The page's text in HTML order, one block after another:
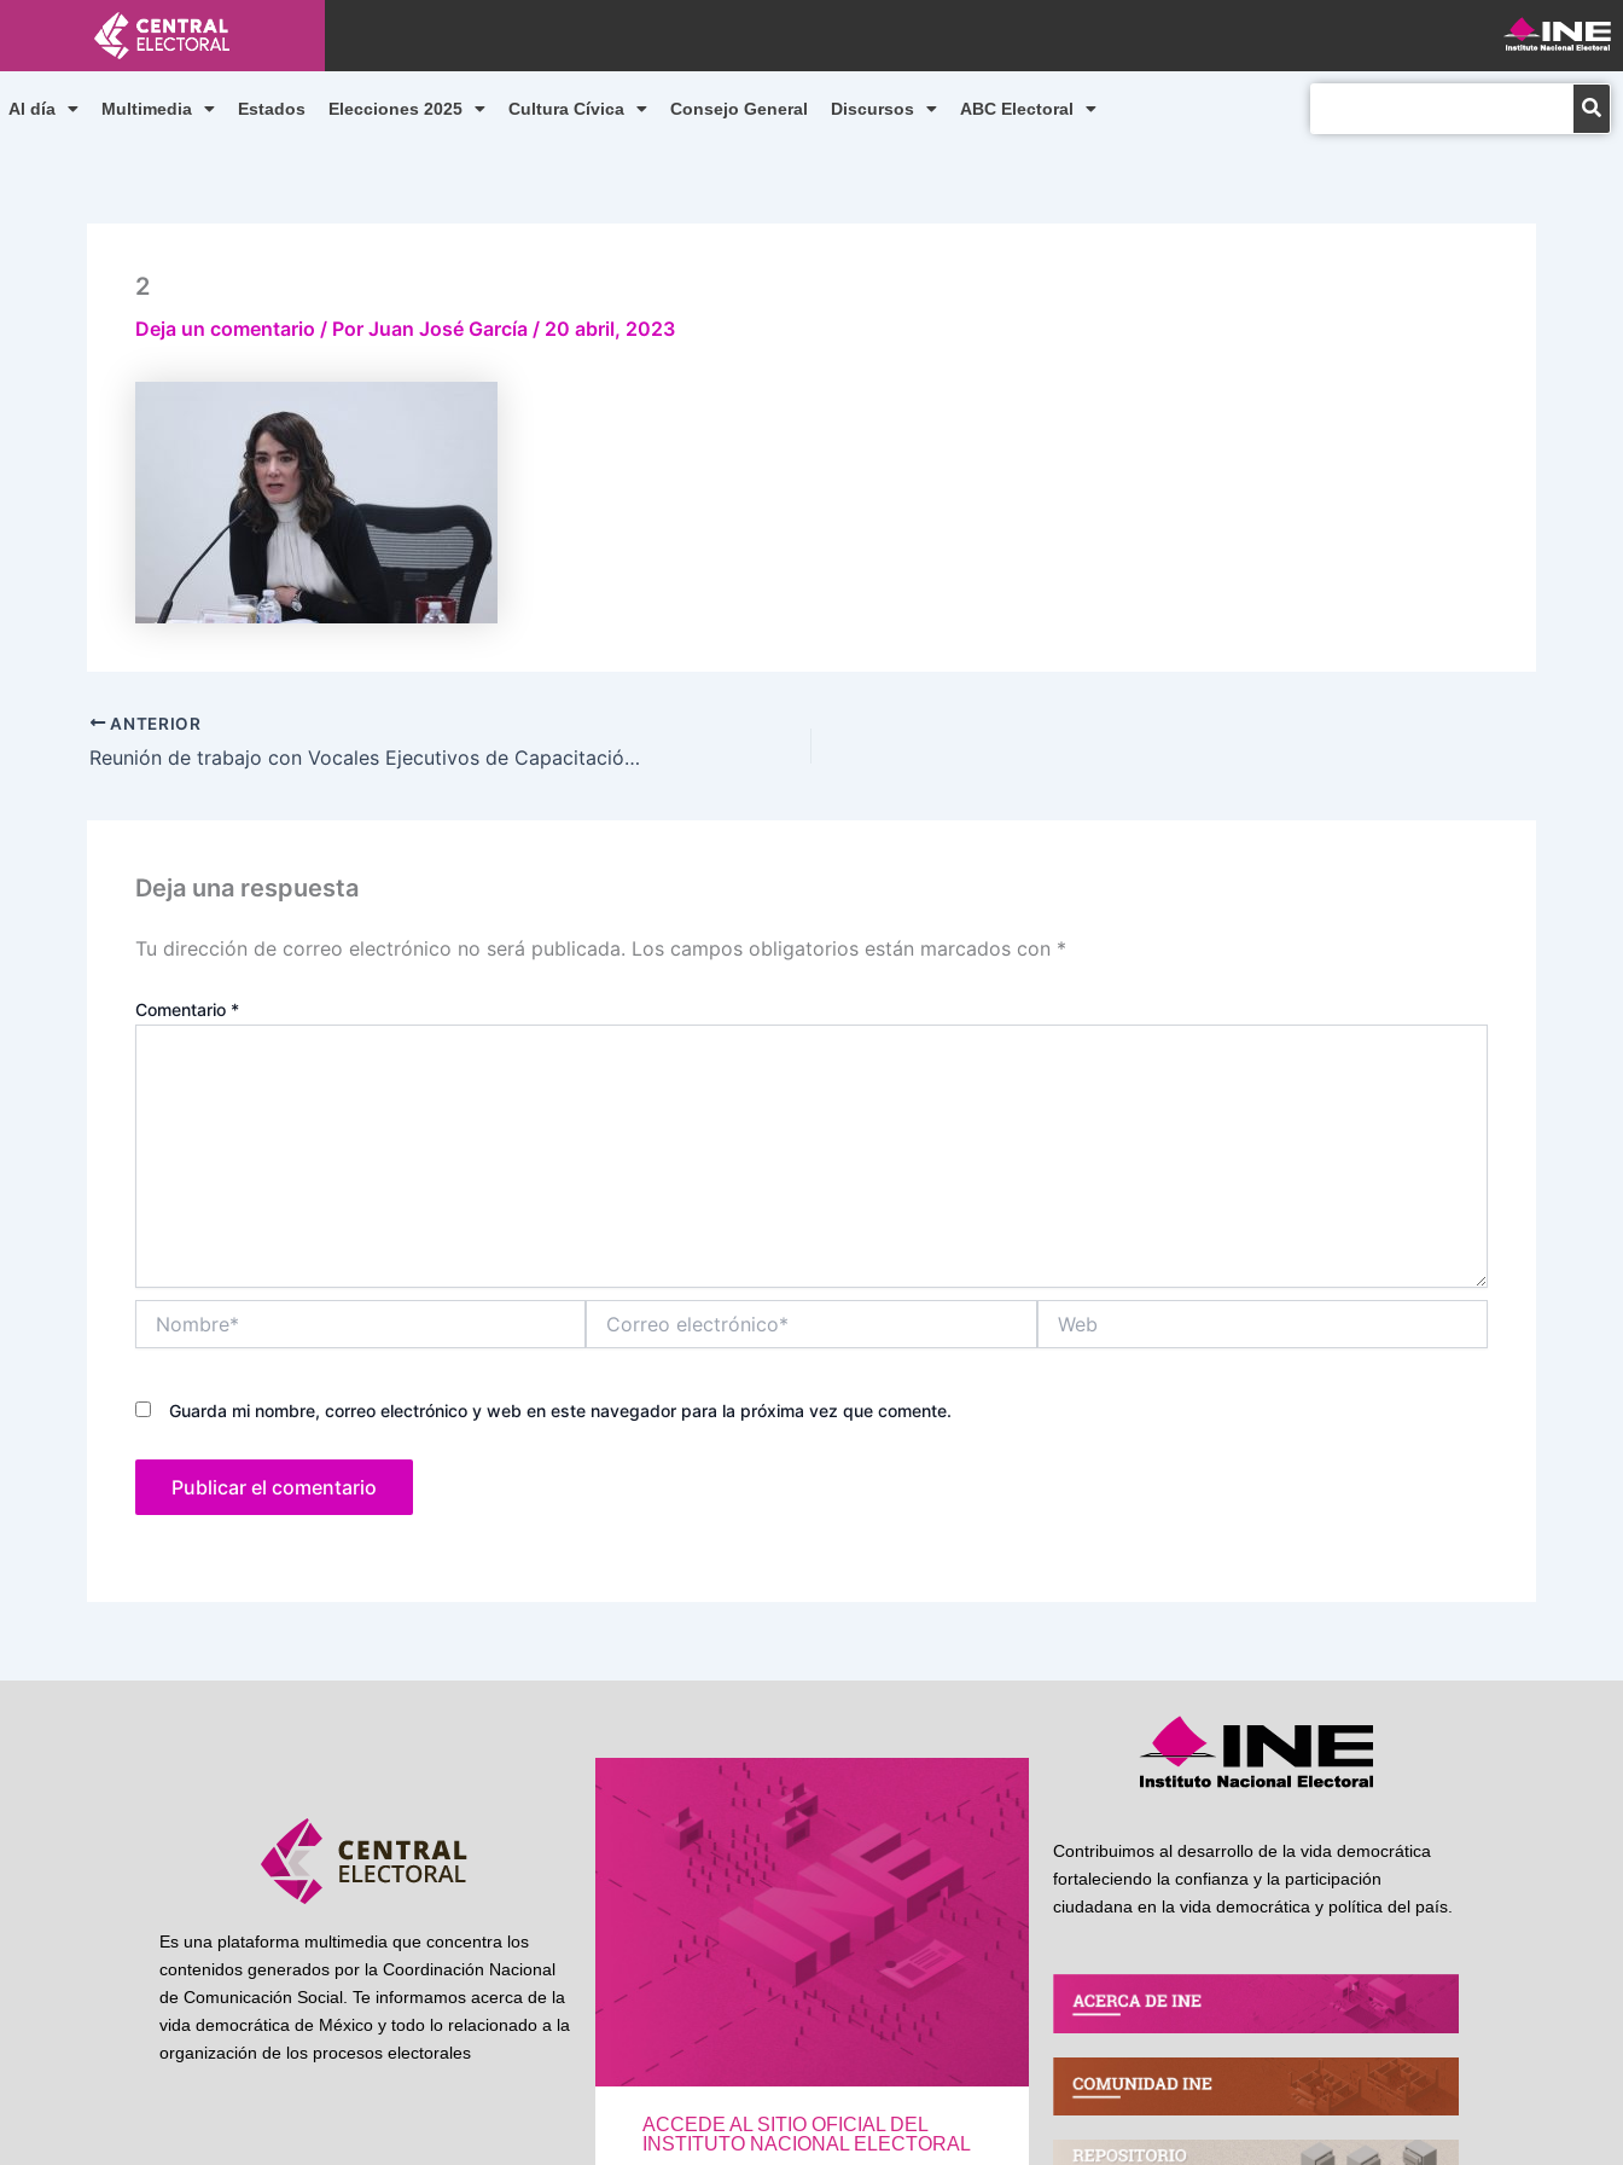
contenido
Al día Multimedia Estados Elecciones 2025 Cultura Cívica Consejo General Discursos ABC Electoral
2
Deja un comentario / Por Juan José García / 20 abril, 2023
ANTERIOR
Reunión de trabajo con Vocales Ejecutivos de Capacitación Electoral y Educación Cívica, Organización Electoral y Personas Titulares de Organismos Públicos Locales
Deja una respuesta
Tu dirección de correo electrónico no será publicada. Los campos obligatorios están marcados con *
Comentario *
electrónico*
Guarda mi nombre, correo electrónico y web en este navegador para la próxima vez que comente.
Es una plataforma multimedia que concentra los
contenidos generados por la Coordinación Nacional
de Comunicación Social. Te informamos acerca de la
vida democrática de México y todo lo relacionado a la
organización de los procesos electorales
ACCEDE AL SITIO OFICIAL DEL
INSTITUTO NACIONAL ELECTORAL
Contribuimos al desarrollo de la vida democrática
fortaleciendo la confianza y la participación
ciudadana en la vida democrática y política del país.